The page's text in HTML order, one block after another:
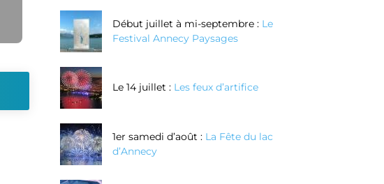
Réserver
Maintenant
Maintenant
Début juillet à mi-septembre : Le
Festival Annecy Paysages
Le 14 juillet : Les feux d’artifice
1er samedi d’août : La Fête du lac
d’Annecy